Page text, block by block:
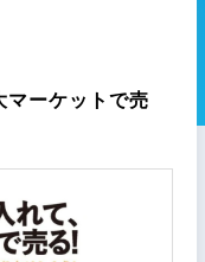
マーケットで売